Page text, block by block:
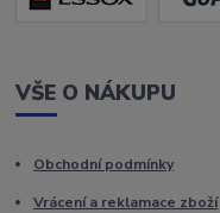
VŠE O NÁKUPU
Obchodní podmínky
Vrácení a reklamace zboží